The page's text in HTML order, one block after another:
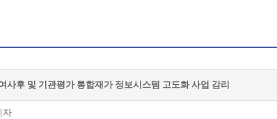
사후 및 기관평가 통합재가 정보시스템 고도화 사업 감리
자